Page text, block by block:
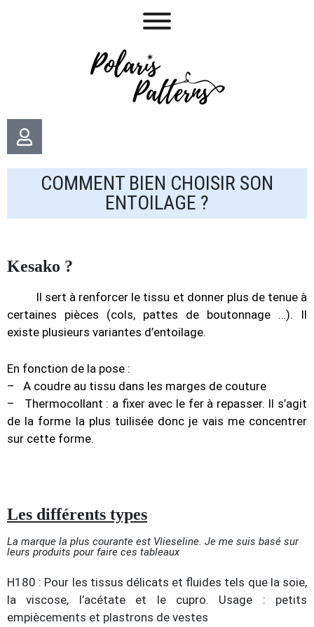
COMMENT BIEN CHOISIR SON
ENTOILAGE ?
Kesako ?
Il sert à renforcer le tissu et donner plus de tenue à
certaines pièces (cols, pattes de boutonnage …). Il
existe plusieurs variantes d’entoilage.
En fonction de la pose :
– A coudre au tissu dans les marges de couture
– Thermocollant : a fixer avec le fer à repasser. Il s’agit
de la forme la plus tuilisée donc je vais me concentrer
sur cette forme.
Les différents types
La marque la plus courante est Vlieseline. Je me suis basé sur
leurs produits pour faire ces tableaux
H180 : Pour les tissus délicats et fluides tels que la soie,
la viscose, l’acétate et le cupro. Usage : petits
empiècements et plastrons de vestes